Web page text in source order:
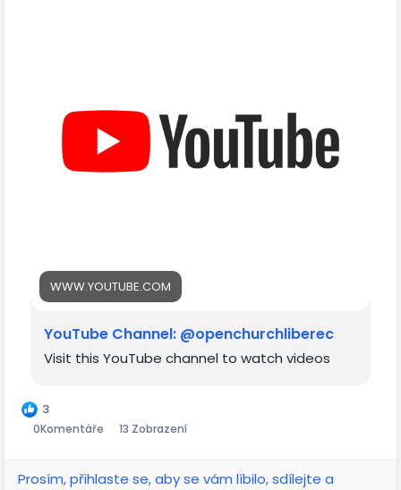
WWW.YOUTUBE.COM
YouTube Channel: @openchurchliberec
Visit this YouTube channel to watch videos
3
0Komentáře 13 Zobrazení
Prosím, přihlaste se, aby se vám líbilo, sdílejte a